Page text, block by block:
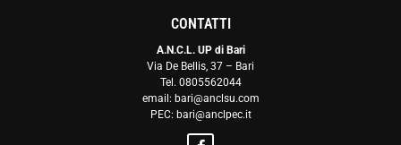
CONTATTI
A.N.C.L. UP di Bari
Via De Bellis, 37 – Bari
Tel. 0805562044
email: bari@anclsu.com
PEC: bari@anclpec.it